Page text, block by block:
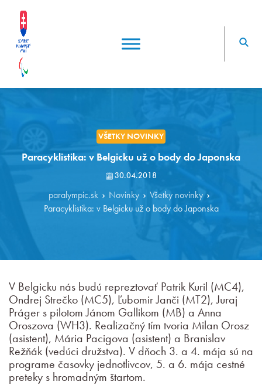
VŠETKY NOVINKY
Paracyklistika: v Belgicku už o body do Japonska
30.04.2018
paralympic.sk Novinky
Všetky novinky
Paracyklistika: v Belgicku už o body do Japonska
V Belgicku nás budú repreztovať Patrik Kuril (MC4),
Ondrej Strečko (MC5), Ľubomir Janči (MT2), Juraj
Práger s pilotom Jánom Gallikom (MB) a Anna
Oroszova (WH3). Realizačný tím tvoria Milan Orosz
(asistent), Mária Pacigova (asistent) a Branislav
Režňák (vedúci družstva). V dňoch 3. a 4. mája sú na
programe časovky jednotlivcov, 5. a 6. mája cestné
preteky s hromadným štartom.